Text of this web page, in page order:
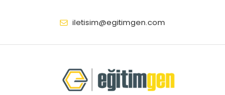
iletisim@egitimgen.com